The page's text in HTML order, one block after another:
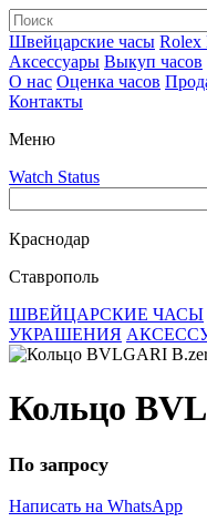
Швейцарские часы Rolex
Аксессуары Выкуп часов
О нас Оценка часов
Контакты
Меню
Watch Status
Краснодар
Ставрополь
ШВЕЙЦАРСКИЕ ЧАСЫ
УКРАШЕНИЯ
Кольцо
По запросу
Написать на WhatsApp